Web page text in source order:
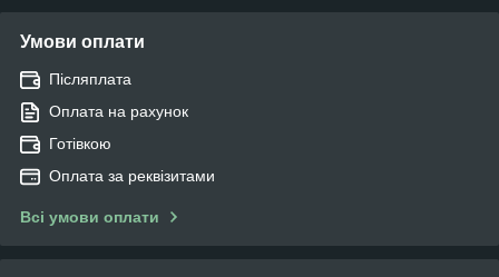
Умови оплати
Післяплата
Оплата на рахунок
Готівкою
Оплата за реквізитами
Всі умови оплати